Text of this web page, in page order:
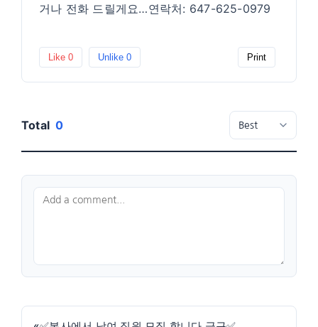
거나 전화 드릴게요…연락처: 647-625-0979
Like 0 Unlike0 Print
Total 0